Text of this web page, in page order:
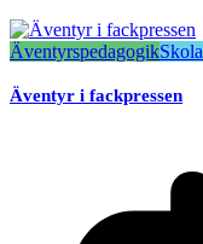
ÄventyrspedagogikSkola
Äventyr i fackpressen